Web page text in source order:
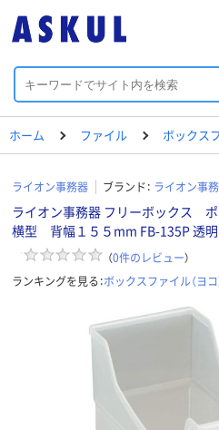
ホーム ファイル ボックス
ライオン事務器 ブランド： ライオン事
ライオン事務器 フリーボックス
横型 背幅１５５mm FB-135P 透明
（0件のレビュー）
ランキングを見る：ボックスファイル（ヨコ